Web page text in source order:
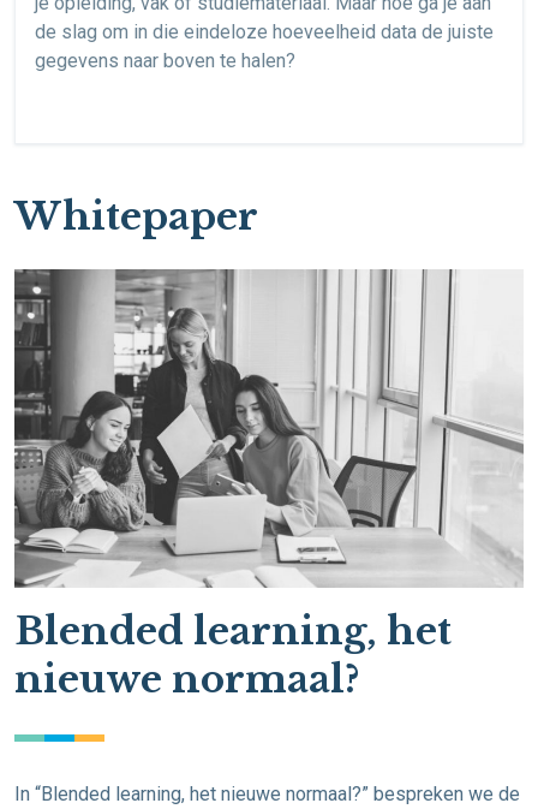
de slag om in die eindeloze hoeveelheid data de juiste
gegevens naar boven te halen?
Whitepaper
Blended learning, het
nieuwe normaal?
In “Blended learning, het nieuwe normaal?” bespreken we de